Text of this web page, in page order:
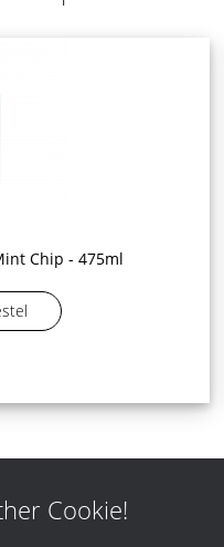
Chip - 475ml
Cookie!